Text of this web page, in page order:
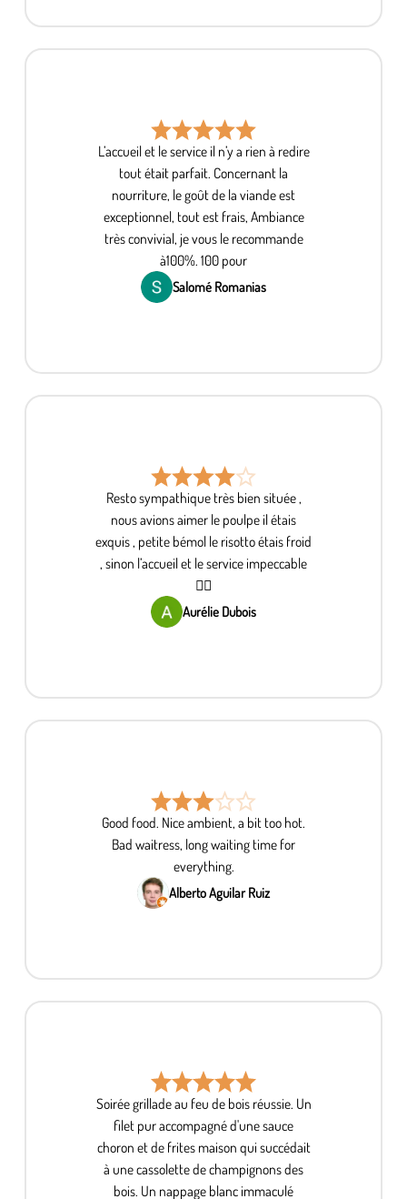
L’accueil et le service il n’y a rien à redire
tout était parfait. Concernant la
nourriture, le goût de la viande est
exceptionnel, tout est frais, Ambiance
très convivial, je vous le recommande
à100%. 100 pour
Salomé Romanias
Resto sympathique très bien située ,
nous avions aimer le poulpe il étais
exquis , petite bémol le risotto étais froid
, sinon l’accueil et le service impeccable
👌🏽
Aurélie Dubois
Good food. Nice ambient, a bit too hot.
Bad waitress, long waiting time for
everything.
Alberto Aguilar Ruiz
Soirée grillade au feu de bois réussie. Un
filet pur accompagné d'une sauce
choron et de frites maison qui succédait
à une cassolette de champignons des
bois. Un nappage blanc immaculé